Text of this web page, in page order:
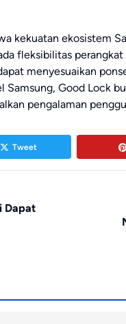
kekuatan ekosistem
fleksibilitas
menyesuaikan
Samsung, Good Lock
pengalaman
Tweet
Dapat